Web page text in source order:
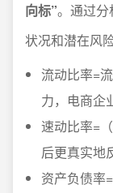
向标”。通过
状况和潜在风险
流动比率=
力，电商企
速动比率=
后更真实地
资产负债率